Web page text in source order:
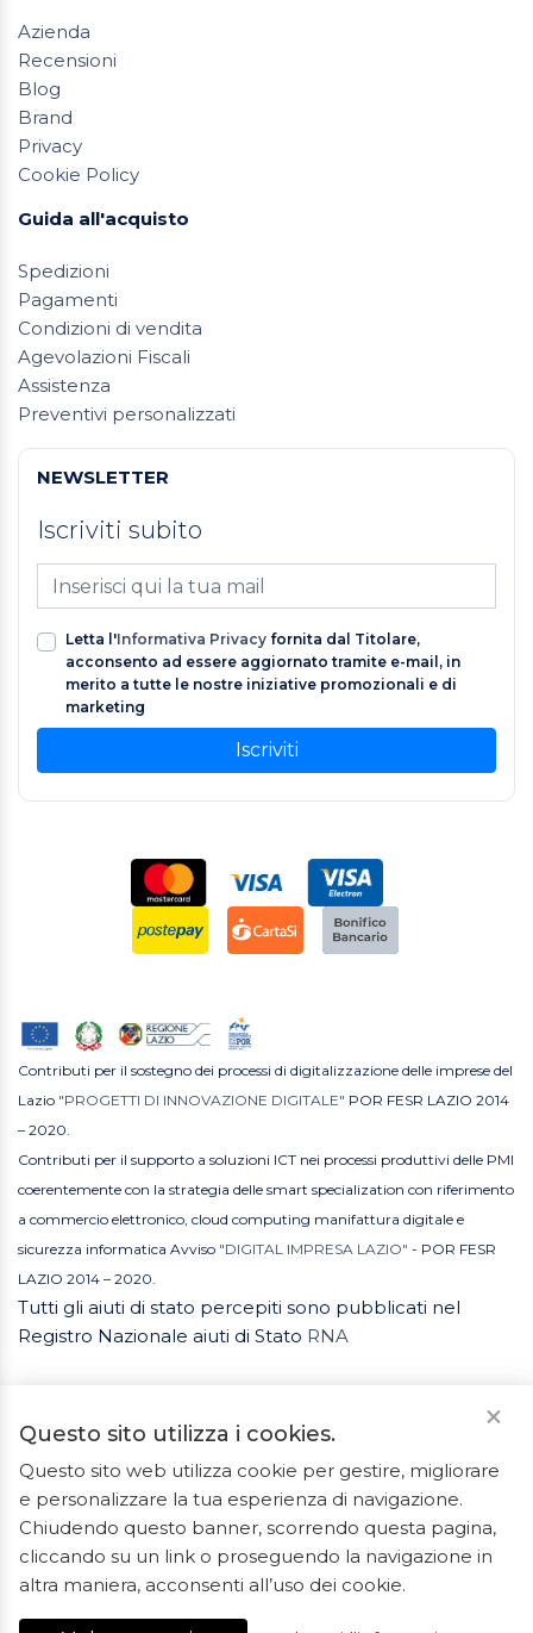
Azienda
Recensioni
Blog
Brand
Privacy
Cookie Policy
Guida all'acquisto
Spedizioni
Pagamenti
Condizioni di vendita
Agevolazioni Fiscali
Assistenza
Preventivi personalizzati
NEWSLETTER
Iscriviti subito
Letta l'Informativa Privacy fornita dal Titolare,
acconsento ad essere aggiornato tramite e-mail, in
merito a tutte le nostre iniziative promozionali e di
marketing
Iscriviti
Contributi per il sostegno dei processi di digitalizzazione delle imprese del
Lazio "PROGETTI DI INNOVAZIONE DIGITALE" POR FESR LAZIO 2014
– 2020.
Contributi per il supporto a soluzioni ICT nei processi produttivi delle PMI
coerentemente con la strategia delle smart specialization con riferimento
a commercio elettronico, cloud computing manifattura digitale e
sicurezza informatica Avviso "DIGITAL IMPRESA LAZIO" - POR FESR
LAZIO 2014 – 2020.
Tutti gli aiuti di stato percepiti sono pubblicati nel
Registro Nazionale aiuti di Stato RNA
2023 © Tutti i diritti riservati. ArredoBagno.shop è un
marchio registrato.
Ceramiche Marrocco - Via Ponte Gagliardo 34 - 04022
Questo sito utilizza i cookies.
Questo sito web utilizza cookie per gestire, migliorare
e personalizzare la tua esperienza di navigazione.
Chiudendo questo banner, scorrendo questa pagina,
cliccando su un link o proseguendo la navigazione in
altra maniera, acconsenti all’uso dei cookie.